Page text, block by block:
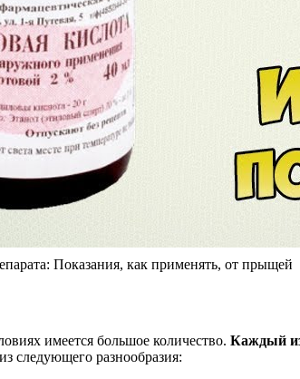
Показания, как применять, от прыщей
имеется большое количество. Каждый
следующего разнообразия: